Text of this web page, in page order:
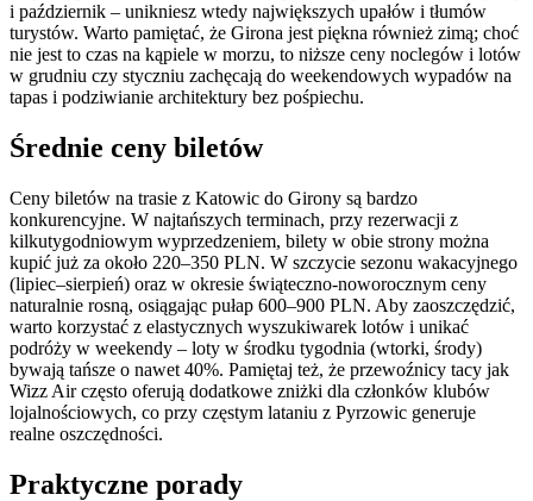
i październik – unikniesz wtedy największych upałów i tłumów
turystów. Warto pamiętać, że Girona jest piękna również zimą; choć
nie jest to czas na kąpiele w morzu, to niższe ceny noclegów i lotów
w grudniu czy styczniu zachęcają do weekendowych wypadów na
tapas i podziwianie architektury bez pośpiechu.
Średnie ceny biletów
Ceny biletów na trasie z Katowic do Girony są bardzo
konkurencyjne. W najtańszych terminach, przy rezerwacji z
kilkutygodniowym wyprzedzeniem, bilety w obie strony można
kupić już za około 220–350 PLN. W szczycie sezonu wakacyjnego
(lipiec–sierpień) oraz w okresie świąteczno-noworocznym ceny
naturalnie rosną, osiągając pułap 600–900 PLN. Aby zaoszczędzić,
warto korzystać z elastycznych wyszukiwarek lotów i unikać
podróży w weekendy – loty w środku tygodnia (wtorki, środy)
bywają tańsze o nawet 40%. Pamiętaj też, że przewoźnicy tacy jak
Wizz Air często oferują dodatkowe zniżki dla członków klubów
lojalnościowych, co przy częstym lataniu z Pyrzowic generuje
realne oszczędności.
Praktyczne porady